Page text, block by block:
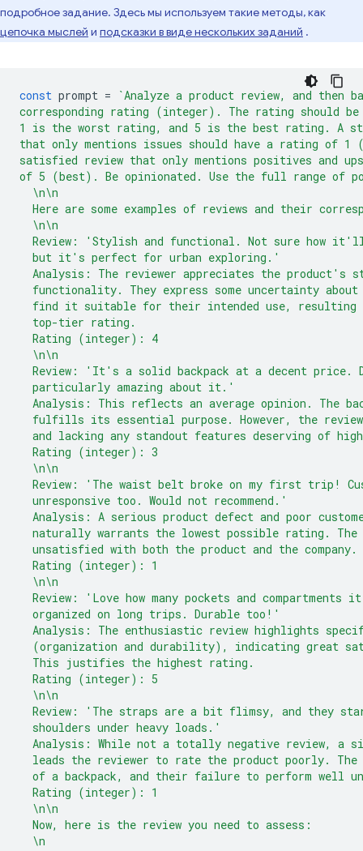
подробное задание. Здесь мы используем такие методы, как
цепочка мыслей и подсказки в виде нескольких заданий .
const prompt =
`Analyze a product review, and then
corresponding rating (integer). The rating should be
1 is the worst rating, and 5 is the best rating. A
that only mentions issues should have a rating of 1
satisfied review that only mentions positives and
of 5 (best). Be opinionated. Use the full range of
  \n\n
Here are some examples of reviews and their
  \n\n
Review: 'Stylish and functional. Not sure how
  but it's perfect for urban exploring.'
Analysis: The reviewer appreciates the product's
functionality. They express some uncertainty
find it suitable for their intended use, resulting
  top-tier rating.
  Rating (integer): 4
  \n\n
Review: 'It's a solid backpack at a decent price.
  particularly amazing about it.'
Analysis: This reflects an average opinion. The
fulfills its essential purpose. However, the
and lacking any standout features deserving of
  Rating (integer): 3
  \n\n
Review: 'The waist belt broke on my first trip!
  unresponsive too. Would not recommend.'
Analysis: A serious product defect and poor
naturally warrants the lowest possible rating.
  unsatisfied with both the product and the company.
  Rating (integer): 1
  \n\n
Review: 'Love how many pockets and compartments
  organized on long trips. Durable too!'
Analysis: The enthusiastic review highlights
(organization and durability), indicating great
  This justifies the highest rating.
  Rating (integer): 5
  \n\n
Review: 'The straps are a bit flimsy, and they
  shoulders under heavy loads.'
Analysis: While not a totally negative review, a
leads the reviewer to rate the product poorly.
of a backpack, and their failure to perform well
  Rating (integer): 1
  \n\n
  Now, here is the review you need to assess:
  \n